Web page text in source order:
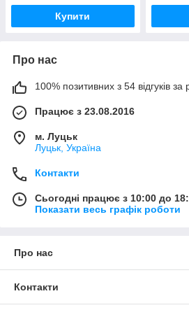
Купити
Про нас
100% позитивних з 54 відгуків за
Працює з 23.08.2016
м. Луцьк
Луцьк, Україна
Контакти
Сьогодні працює з 10:00 до
Показати весь графік роботи
Про нас
Контакти